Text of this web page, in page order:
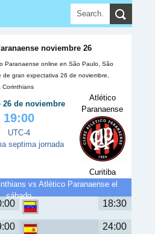
noviembre 26
Paranaense online en São Paulo, São
gran expectativa 26 de noviembre,
Corinthians
26 de noviembre
19:00
UTC-4
septima jornada
Atlético
Paranaense
Curitiba
vs Atlético Paranaense el
sábado.
18:30
24:00